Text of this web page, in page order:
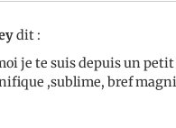
dit :
je te suis depuis un
,sublime, bref